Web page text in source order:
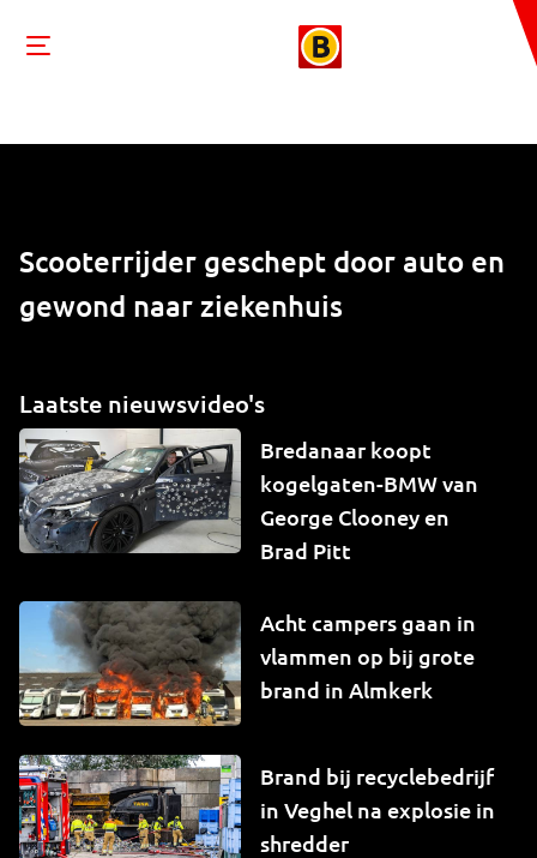
Scooterrijder geschept door auto en
gewond naar ziekenhuis
Laatste nieuwsvideo's
Bredanaar koopt
kogelgaten-BMW van
George Clooney en
Brad Pitt
Acht campers gaan in
vlammen op bij grote
brand in Almkerk
Brand bij recyclebedrijf
in Veghel na explosie in
shredder